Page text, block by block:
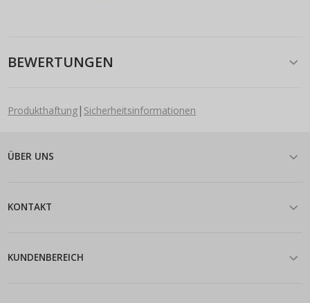
BEWERTUNGEN
Produkthaftung| Sicherheitsinformationen
ÜBER UNS
KONTAKT
KUNDENBEREICH